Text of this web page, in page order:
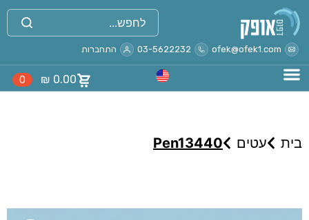
ofek@ofek1.com
03-5622232 התחברות
₪ 0.00
0
בית עטים Pen13440